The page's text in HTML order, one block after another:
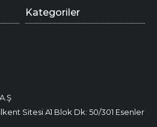
Sitesi A1 Blok Dk: 50/301 Esenler
Kategoriler